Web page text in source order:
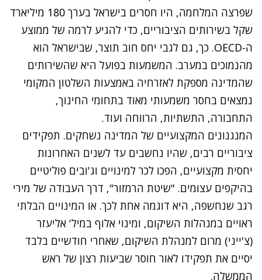
שפרצה המלחמה, היו חסרים בישראל בערך 180 מיליארד
שקל בשירותים הציבוריים, כדי להגיע לרמה של ממוצע
ה-OECD. כך, גם לגבי יחס חוב תוצר, שבישראל הוא
מהנמוכים במערב. המשמעות בפועל היא שהשירותים
שהמדינה מספקת לאזרחיה באמצעות השלטון המקומי
נמצאים בחסר משמעותי מאוד בתחומי החינוך,
התחבורה, התשתיות, הרווחה ועוד.
המנגנונים המקצועיים של המדינה נשחקים. תפקידים
ציבוריים רבים, שהיו נחשבים עד לשנים האחרונות
יחסית מקצועיים, הפכו לכר למינויים וג'ובים פוליטיים
בהיקפים עצומים. "שיטת הרמזור", דרך העבודה של מירי
רגב שנחשפה, היא דוגמה אחת לכך. או המינויים הבלתי
ראויים במנהלות השיקום, ומינוי אלוף במיל' אליעזר
(צ'ייני) מרום למנהלת השיקום, שאחרי חודשיים בלבד
יסיים את תפקידו לאור חוסר שביעות רצון של ראש
הממשלה.